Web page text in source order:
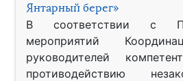
Янтарный берег»
В соответствии с
мероприятий
руководителей
противодействию